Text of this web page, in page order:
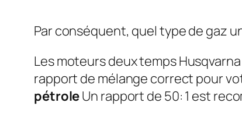
Par conséquent, quel type de gaz
Les moteurs deux temps
rapport de mélange correct pour
pétroleUn rapport de 50: 1 est